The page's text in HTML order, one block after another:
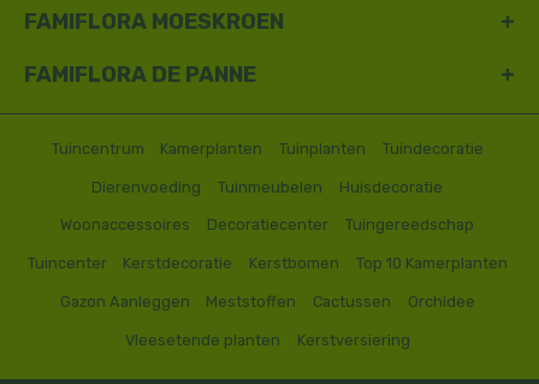
FAMIFLORA MOESKROEN
FAMIFLORA DE PANNE
Tuincentrum Kamerplanten Tuinplanten Tuindecoratie
Dierenvoeding Tuinmeubelen Huisdecoratie
Woonaccessoires Decoratiecenter Tuingereedschap
Tuincenter Kerstdecoratie Kerstbomen Top 10 Kamerplanten
Gazon Aanleggen Meststoffen Cactussen Orchidee
Vleesetende planten Kerstversiering